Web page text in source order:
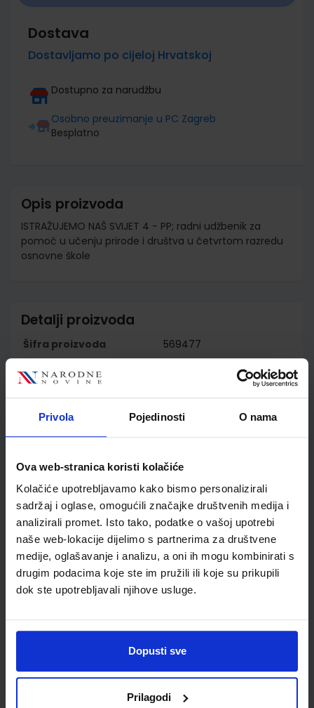
Privola Pojedinosti O nama
Ova web-stranica koristi kolačiće
Kolačiće upotrebljavamo kako bismo personalizirali
sadržaj i oglase, omogućili značajke društvenih medija i
analizirali promet. Isto tako, podatke o vašoj upotrebi
naše web-lokacije dijelimo s partnerima za društvene
medije, oglašavanje i analizu, a oni ih mogu kombinirati s
drugim podacima koje ste im pružili ili koje su prikupili
dok ste upotrebljavali njihove usluge.
Dopusti sve
Prilagodi
Dostava
Dostavljamo po cijeloj Hrvatskoj
Dostupno za narudžbu
Osobno preuzimanje u PC Zagreb
Besplatno
Opis proizvoda
ISTRAŽUJEMO NAŠ SVIJET 4 - PP; radni udžbenik za
pomoć u učenju prirode i društva u četvrtom razredu
osnovne škole
Detalji proizvoda
Šifra proizvoda
569477
Jedinična mjera
kom
Nakladnik
ŠKOLSKA KNJIGA d.d.
Autor
Tamara Kisovar Ivanda
Alena Letina Zdenko
Školski razred
04 4.RAZRED OŠ
Vrsta školske knjige
UDŽBENIK
Vrsta škole
1 OSNOVNA
Nastavni predmet
PRIRODA I DRUŠT.PP
Reg br min
7638